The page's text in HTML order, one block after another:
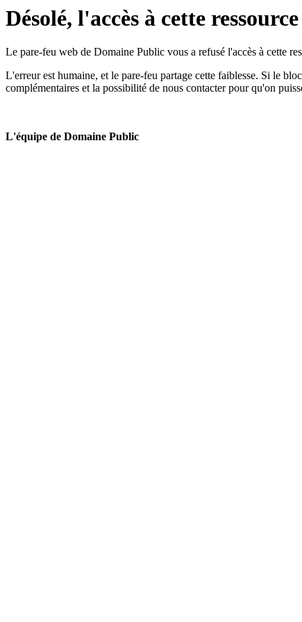
Désolé, l'accès à cette
Le pare-feu web de Domaine Public vous a refusé l'accès à cette
L'erreur est humaine, et le pare-feu partage cette faiblesse. Si le
complémentaires et la possibilité de nous contacter pour qu'on
L'équipe de Domaine Public